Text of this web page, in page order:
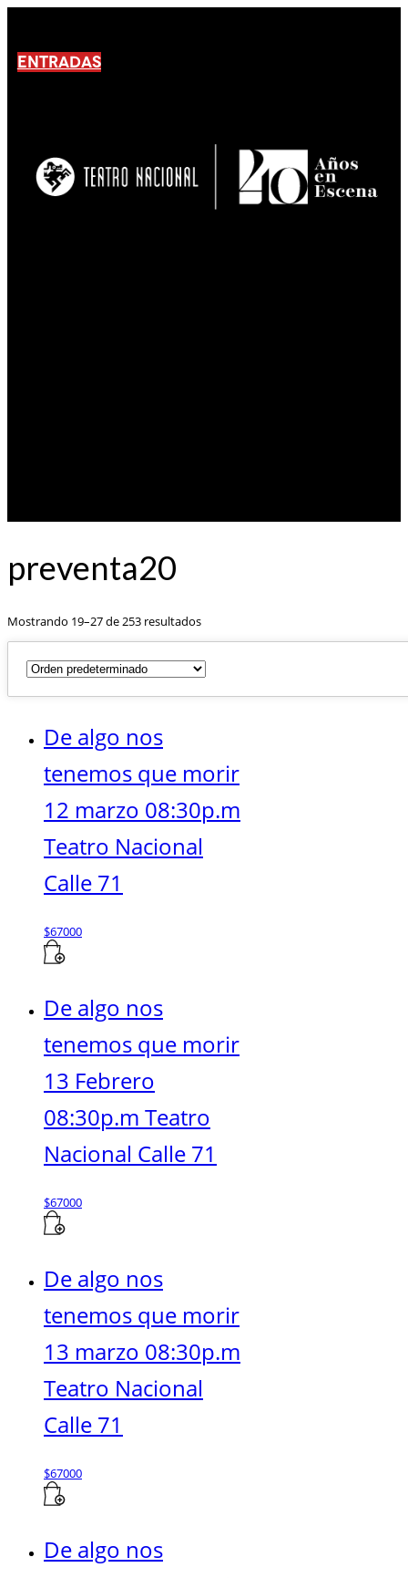
ENTRADAS
preventa20
Mostrando 19–27 de 253 resultados
De algo nos
tenemos que morir
12 marzo 08:30p.m
Teatro Nacional
Calle 71
$67000
De algo nos
tenemos que morir
13 Febrero
08:30p.m Teatro
Nacional Calle 71
$67000
De algo nos
tenemos que morir
13 marzo 08:30p.m
Teatro Nacional
Calle 71
$67000
De algo nos